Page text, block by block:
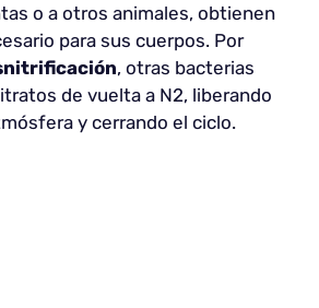
o a otros animales, obtienen
para sus cuerpos. Por
, otras bacterias
de vuelta a N2, liberando
y cerrando el ciclo.